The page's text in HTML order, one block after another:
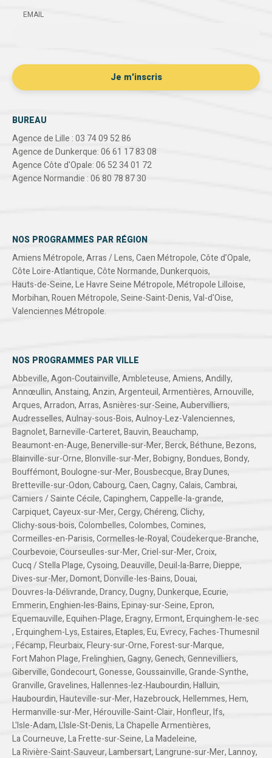
EMAIL
BUREAU
Agence de Lille : 03 74 09 52 86
Agence de Dunkerque: 06 61 17 83 08
Agence Côte d'Opale: 06 52 34 01 72
Agence Normandie : 06 80 78 87 30
NOS PROGRAMMES PAR RÉGION
Amiens Métropole,Arras / Lens,Caen Métropole,Côte d’Opale,
Côte Loire-Atlantique,Côte Normande,Dunkerquois,
Hauts-de-Seine,Le Havre Seine Métropole,Métropole Lilloise,
Morbihan,Rouen Métropole,Seine-Saint-Denis,Val-d'Oise,
Valenciennes Métropole.
NOS PROGRAMMES PAR VILLE
Abbeville,Agon-Coutainville,Ambleteuse,Amiens,Andilly,
Annœullin,Anstaing,Anzin,Argenteuil,Armentières,Arnouville,
Arques,Arradon,Arras,Asnières-sur-Seine,Aubervilliers,
Audresselles,Aulnay-sous-Bois,Aulnoy-Lez-Valenciennes,
Bagnolet,Barneville-Carteret,Bauvin,Beauchamp,
Beaumont-en-Auge,Benerville-sur-Mer,Berck,Béthune,Bezons,
Blainville-sur-Orne,Blonville-sur-Mer,Bobigny,Bondues,Bondy,
Bouffémont,Boulogne-sur-Mer,Bousbecque,Bray Dunes,
Bretteville-sur-Odon,Cabourg,Caen,Cagny,Calais,Cambrai,
Camiers / Sainte Cécile,Capinghem,Cappelle-la-grande,
Carpiquet,Cayeux-sur-Mer,Cergy,Chéreng,Clichy,
Clichy-sous-bois,Colombelles,Colombes,Comines,
Cormeilles-en-Parisis,Cormelles-le-Royal,Coudekerque-Branche,
Courbevoie,Courseulles-sur-Mer,Criel-sur-Mer,Croix,
Cucq / Stella Plage,Cysoing,Deauville,Deuil-la-Barre,Dieppe,
Dives-sur-Mer,Domont,Donville-les-Bains,Douai,
Douvres-la-Délivrande,Drancy,Dugny,Dunkerque,Ecurie,
Emmerin,Enghien-les-Bains,Epinay-sur-Seine,Epron,
Equemauville,Equihen-Plage,Eragny,Ermont,Erquinghem-le-sec
,Erquinghem-Lys,Estaires,Etaples,Eu,Evrecy,Faches-Thumesnil
,Fécamp,Fleurbaix,Fleury-sur-Orne,Forest-sur-Marque,
Fort Mahon Plage,Frelinghien,Gagny,Genech,Gennevilliers,
Giberville,Gondecourt,Gonesse,Goussainville,Grande-Synthe,
Granville,Gravelines,Hallennes-lez-Haubourdin,Halluin,
Haubourdin,Hauteville-sur-Mer,Hazebrouck,Hellemmes,Hem,
Hermanville-sur-Mer,Hérouville-Saint-Clair,Honfleur,Ifs,
L'Isle-Adam,L'Isle-St-Denis,La Chapelle Armentières,
La Courneuve,La Frette-sur-Seine,La Madeleine,
La Rivière-Saint-Sauveur,Lambersart,Langrune-sur-Mer,Lannoy,